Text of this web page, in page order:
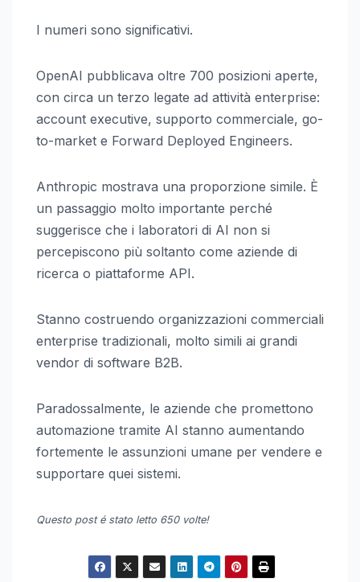
I numeri sono significativi.
OpenAI pubblicava oltre 700 posizioni aperte,
con circa un terzo legate ad attività enterprise:
account executive, supporto commerciale, go-
to-market e Forward Deployed Engineers.
Anthropic mostrava una proporzione simile. È
un passaggio molto importante perché
suggerisce che i laboratori di AI non si
percepiscono più soltanto come aziende di
ricerca o piattaforme API.
Stanno costruendo organizzazioni commerciali
enterprise tradizionali, molto simili ai grandi
vendor di software B2B.
Paradossalmente, le aziende che promettono
automazione tramite AI stanno aumentando
fortemente le assunzioni umane per vendere e
supportare quei sistemi.
Questo post é stato letto 650 volte!